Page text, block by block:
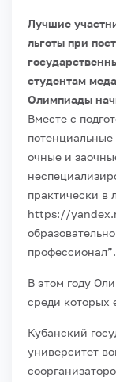
Лучшие
льготы при
студентам
Олимпиады
Вместе с
потенциальные
очные и
практически в
https://
профессионал”.
В этом году
среди которых
Кубанский
университет